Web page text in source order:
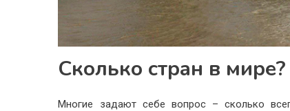
Сколько стран в мире?
Многие задают себе вопрос – сколько